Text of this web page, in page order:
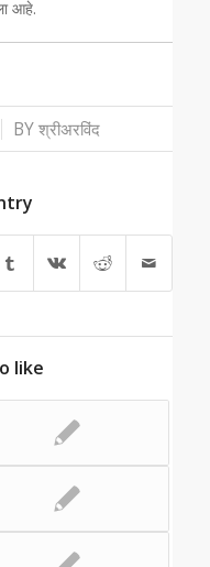
आहे.
BYश्रीअरविंद
like